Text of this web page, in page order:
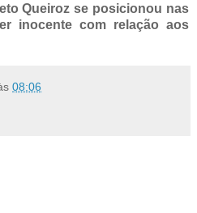
Queiroz se posicionou nas
inocente com relação aos
08:06